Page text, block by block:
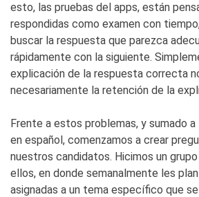
esto, las pruebas del apps, están
respondidas como examen con
buscar la respuesta que parezca
rápidamente con la siguiente.
explicación de la respuesta correcta
necesariamente la retención de la
Frente a estos problemas, y sumado
en español, comenzamos a crear
nuestros candidatos. Hicimos un
ellos, en donde semanalmente les
asignadas a un tema específico que